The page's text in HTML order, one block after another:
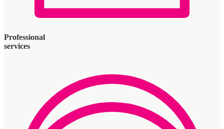
Professional
services